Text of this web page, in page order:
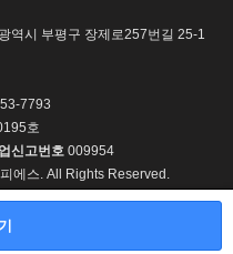
역시 부평구 장제로257번길 25-1
7793
호
신고번호 009954
에스. All Rights Reserved.